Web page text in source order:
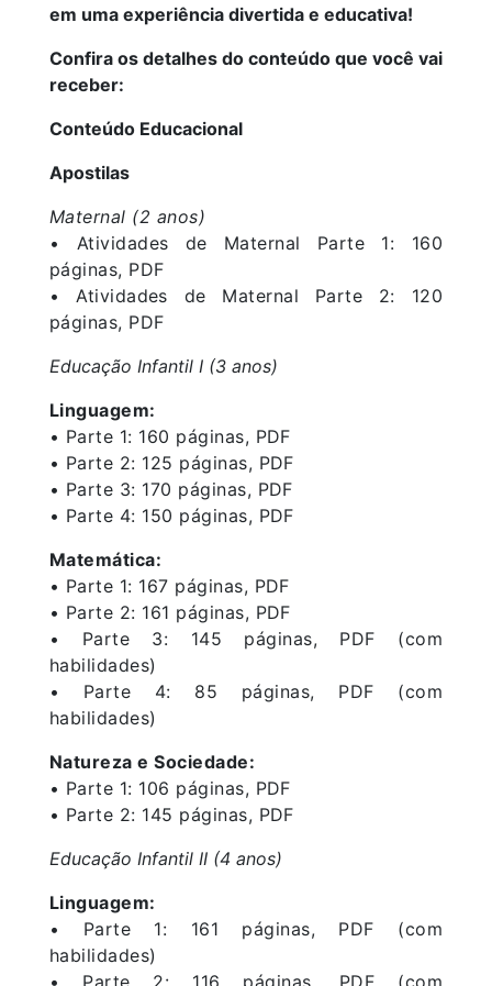
em uma experiência divertida e educativa!
Confira os detalhes do conteúdo que você vai
receber:
Conteúdo Educacional
Apostilas
Maternal (2 anos)
• Atividades de Maternal Parte 1: 160
páginas, PDF
• Atividades de Maternal Parte 2: 120
páginas, PDF
Educação Infantil I (3 anos)
Linguagem:
• Parte 1: 160 páginas, PDF
• Parte 2: 125 páginas, PDF
• Parte 3: 170 páginas, PDF
• Parte 4: 150 páginas, PDF
Matemática:
• Parte 1: 167 páginas, PDF
• Parte 2: 161 páginas, PDF
• Parte 3: 145 páginas, PDF (com
habilidades)
• Parte 4: 85 páginas, PDF (com
habilidades)
Natureza e Sociedade:
• Parte 1: 106 páginas, PDF
• Parte 2: 145 páginas, PDF
Educação Infantil II (4 anos)
Linguagem:
• Parte 1: 161 páginas, PDF (com
habilidades)
• Parte 2: 116 páginas, PDF (com